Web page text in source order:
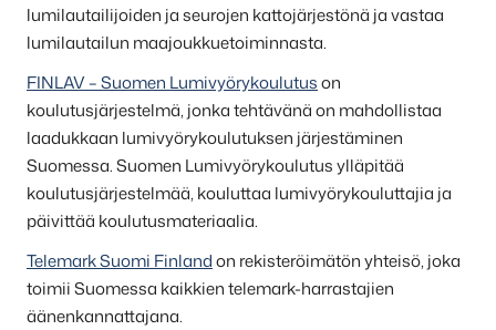
lumilautailijoiden ja seurojen kattojärjestönä ja vastaa
lumilautailun maajoukkuetoiminnasta.
FINLAV – Suomen Lumivyörykoulutuson
koulutusjärjestelmä, jonka tehtävänä on mahdollistaa
laadukkaan lumivyörykoulutuksen järjestäminen
Suomessa. Suomen Lumivyörykoulutus ylläpitää
koulutusjärjestelmää, kouluttaa lumivyörykouluttajia ja
päivittää koulutusmateriaalia.
Telemark Suomi Finlandon rekisteröimätön yhteisö, joka
toimii Suomessa kaikkien telemark-harrastajien
äänenkannattajana.